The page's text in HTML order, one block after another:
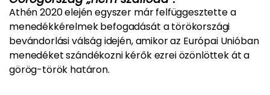
Athén 2020 elején egyszer már felfüggesztette a
menedékkérelmek befogadását a törökországi
bevándorlási válság idején, amikor az Európai Unióban
menedéket szándékozni kérők ezrei özönlöttek át a
görög-török határon.